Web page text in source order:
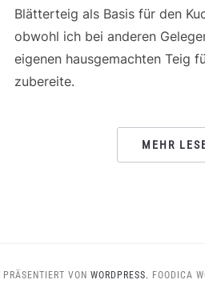
Blätterteig als Basis für den
obwohl ich bei anderen
eigenen hausgemachten Teig
zubereite.
MEHR
PRÄSENTIERT VON WORDPRESS. FOODICA